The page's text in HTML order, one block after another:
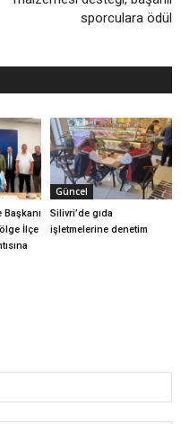
sporculara ödül
İlçe
Güncel
Silivri’de gıda
işletmelerine denetim